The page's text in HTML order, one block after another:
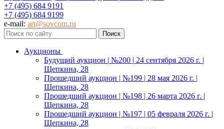
+7 (495) 684 9191
+7 (495) 684 9199
e-mail: art@sovcom.ru
Аукционы
Будущий аукцион | №200 | 24 сентября 2026 г. |
Щепкина, 28
Прошедший аукцион | №199 | 28 мая 2026 г. |
Щепкина, 28
Прошедший аукцион | №198 | 26 марта 2026 г. |
Щепкина, 28
Прошедший аукцион | №197 | 05 февраля 2026 г. |
Щепкина, 28